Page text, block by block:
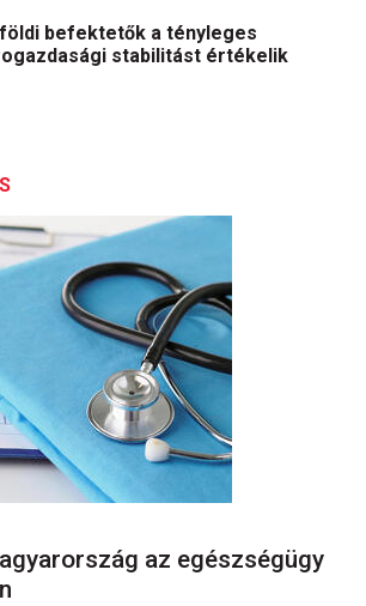
befektetők a tényleges
stabilitást értékelik
az egészségügy